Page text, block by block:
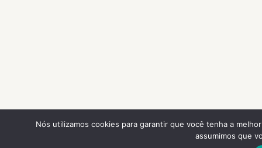
Nós utilizamos cookies para garantir que você tenha a
assumimos que